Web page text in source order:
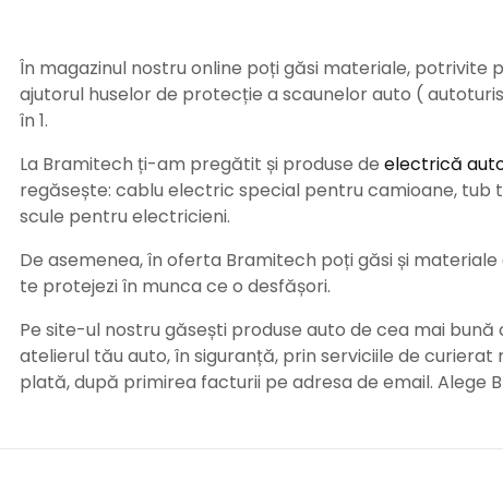
În magazinul nostru online poți găsi materiale, potrivite
ajutorul huselor de protecție a scaunelor auto (
în 1.
La Bramitech ți-am pregătit și produse de electrică
regăsește: cablu electric special pentru camioane, tub
scule pentru electricieni.
De asemenea, în oferta Bramitech poți găsi și
te protejezi în munca ce o desfășori.
Pe site-ul nostru găsești produse auto de cea mai
atelierul tău auto, în siguranță, prin serviciile de
plată, după primirea facturii pe adresa de email. Alege